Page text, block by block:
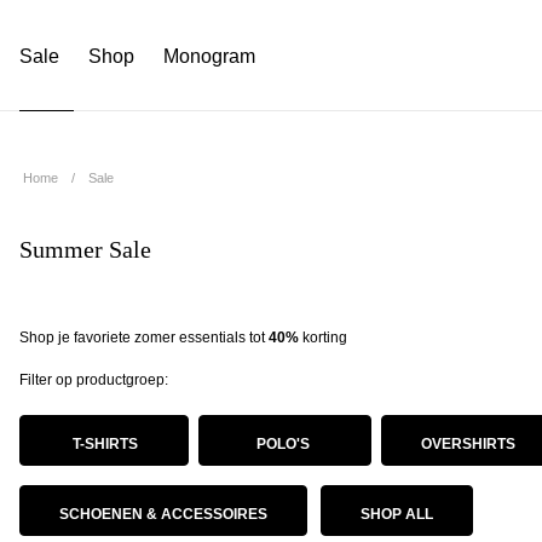
Sale Shop Monogram
Home Sale
Summer Sale
Shop je favoriete zomer essentials tot40% korting
Filter op productgroep:
T-SHIRTS POLO'S OVERSHIRTS
SCHOENEN & ACCESSOIRES SHOP ALL